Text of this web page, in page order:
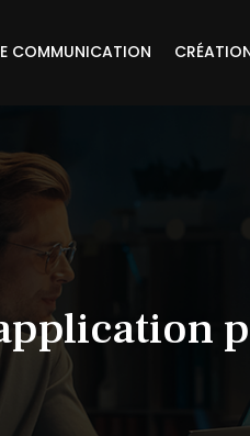
COMMUNICATION